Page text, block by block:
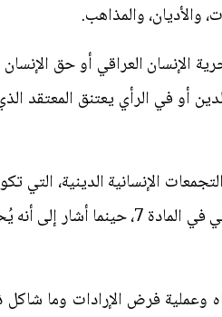
والأديان، والمذاهب.
الإنسان العراقي أو حق الإنسان
أو في الرأي يعتنق المعتقد
الإنسانية الدينية، التي
إلى نبذ الفرقة ونبذ الصفات السيئة، وهذا أيضا بالفعل
وعملية فرض الإرادات وما